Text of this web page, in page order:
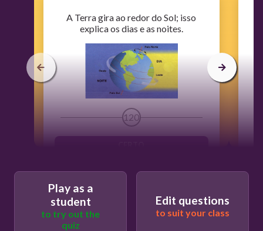
A Terra gira ao redor do Sol; isso
explica os dias e as noites.
120
Play as a
student
to try out the
quiz
Edit questions
to suit your class